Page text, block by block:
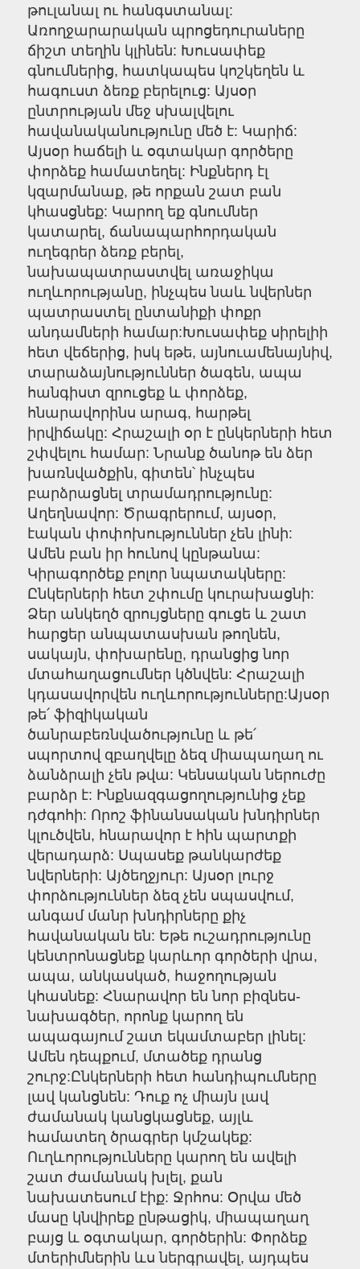
թուլանալ ու հանգստանալ:
Առողջարարական պրոցեդուրաները
ճիշտ տեղին կլինեն: Խուսափեք
գնումներից, հատկապես կոշկեղեն և
հագուստ ձեռք բերելուց: Այսօր
ընտրության մեջ սխալվելու
հավանականությունը մեծ է: Կարիճ:
Այսօր հաճելի և օգտակար գործերը
փորձեք համատեղել: Ինքներդ էլ
կզարմանաք, թե որքան շատ բան
կհասցնեք: Կարող եք գնումներ
կատարել, ճանապարհորդական
ուղեգրեր ձեռք բերել,
նախապատրաստվել առաջիկա
ուղևորությանը, ինչպես նաև նվերներ
պատրաստել ընտանիքի փոքր
անդամների համար:Խուսափեք սիրելիի
հետ վեճերից, իսկ եթե, այնուամենայնիվ,
տարաձայնություններ ծագեն, ապա
հանգիստ զրուցեք և փորձեք,
հնարավորինս արագ, հարթել
իրվիճակը: Հրաշալի օր է ընկերների հետ
շփվելու համար: Նրանք ծանոթ են ձեր
խառնվածքին, գիտեն՝ ինչպես
բարձրացնել տրամադրությունը:
Աղեղնավոր: Ծրագրերում, այսօր,
էական փոփոխություններ չեն լինի:
Ամեն բան իր հունով կընթանա:
Կիրագործեք բոլոր նպատակները:
Ընկերների հետ շփումը կուրախացնի:
Ձեր անկեղծ զրույցները գուցե և շատ
հարցեր անպատասխան թողնեն,
սակայն, փոխարենը, դրանցից նոր
մտահաղացումներ կծնվեն: Հրաշալի
կդասավորվեն ուղևորությունները:Այսօր
թե՛ ֆիզիկական
ծանրաբեռնվածությունը և թե՛
սպորտով զբաղվելը ձեզ միապաղաղ ու
ձանձրալի չեն թվա: Կենսական ներուժը
բարձր է: Ինքնազգացողությունից չեք
դժգոհի: Որոշ ֆինանսական խնդիրներ
կլուծվեն, հնարավոր է հին պարտքի
վերադարձ: Սպասեք թանկարժեք
նվերների: Այծեղջյուր: Այսօր լուրջ
փորձություններ ձեզ չեն սպասվում,
անգամ մանր խնդիրները քիչ
հավանական են: Եթե ուշադրությունը
կենտրոնացնեք կարևոր գործերի վրա,
ապա, անկասկած, հաջողության
կհասնեք: Հնարավոր են նոր բիզնես-
նախագծեր, որոնք կարող են
ապագայում շատ եկամտաբեր լինել:
Ամեն դեպքում, մտածեք դրանց
շուրջ:Ընկերների հետ հանդիպումները
լավ կանցնեն: Դուք ոչ միայն լավ
ժամանակ կանցկացնեք, այլև
համատեղ ծրագրեր կմշակեք:
Ուղևորությունները կարող են ավելի
շատ ժամանակ խլել, քան
նախատեսում էիք: Ջրհոս: Օրվա մեծ
մասը կնվիրեք ընթացիկ, միապաղաղ
բայց և օգտակար, գործերին: Փորձեք
մտերիմներին ևս ներգրավել, այդպես